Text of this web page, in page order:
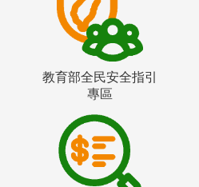
教育部全民安全指引
專區